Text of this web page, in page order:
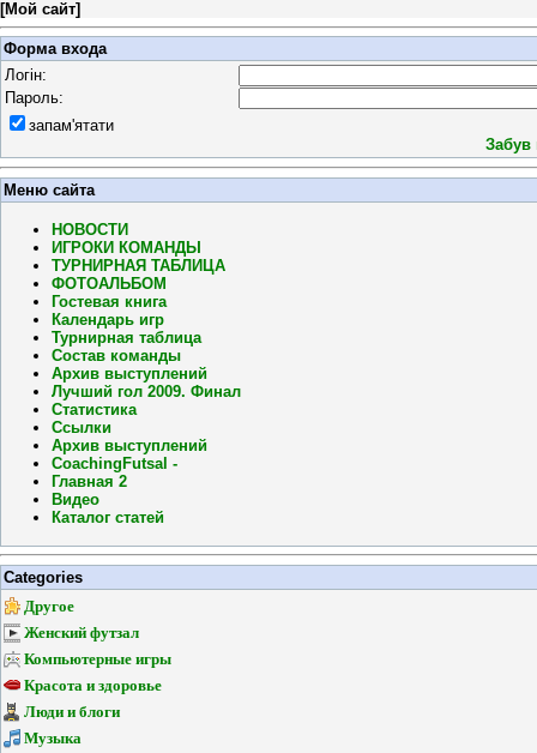
[Мой сайт]
Форма входа
Логін:
Пароль:
запам'ятати
Забув
Меню сайта
НОВОСТИ
ИГРОКИ КОМАНДЫ
ТУРНИРНАЯ ТАБЛИЦА
ФОТОАЛЬБОМ
Гостевая книга
Календарь игр
Турнирная таблица
Состав команды
Архив выступлений
Лучший гол 2009. Финал
Статистика
Ссылки
Архив выступлений
CoachingFutsal -
Главная 2
Видео
Каталог статей
Categories
Другое
Женский футзал
Компьютерные игры
Красота и здоровье
Люди и блоги
Музыка